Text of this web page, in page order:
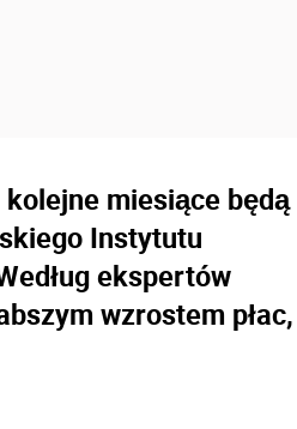
miesiące będą
Instytutu
ekspertów
wzrostem płac,